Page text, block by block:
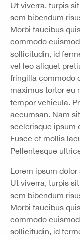
Ut viverra, turpis
sem bibendum
Morbi faucibus
commodo
sollicitudin, id
vel leo aliquet
fringilla commodo
maximus tortor eu
tempor vehicula.
accumsan. Nam
scelerisque ipsum
Fusce et mollis
Pellentesque
Lorem ipsum
Ut viverra, turpis
sem bibendum
Morbi faucibus
commodo
sollicitudin, id